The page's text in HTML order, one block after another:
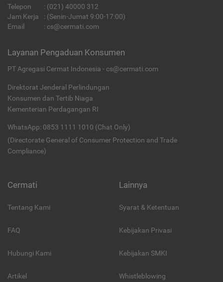
Telepon : (021) 40000 312
Jam Kerja
: (Senin-Jumat 9:00-17:00)
Email
: cs@cermati.com
Layanan Pengaduan Konsumen
PT Agregasi Cermat Indonesia - cs@cermati.com
Direktorat Jenderal Perlindungan
Konsumen dan Tertib Niaga
Kementerian Perdagangan RI
WhatsApp: 0853 1111 1010 (Chat Only)
(Directorate General of Consumer Protection and Trade
Compliance)
Cermati
Tentang Kami
FAQ
Hubungi Kami
Artikel
Lainnya
Syarat & Ketentuan
Kebijakan Privasi
Kebijakan SMKI
Whistleblowing